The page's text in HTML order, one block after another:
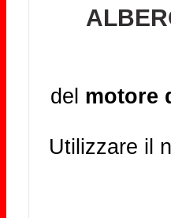
del motore
Utilizzare il